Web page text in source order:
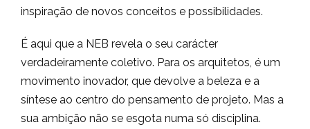
inspiração de novos conceitos e possibilidades.
É aqui que a NEB revela o seu carácter
verdadeiramente coletivo. Para os arquitetos, é um
movimento inovador, que devolve a beleza e a
síntese ao centro do pensamento de projeto. Mas a
sua ambição não se esgota numa só disciplina.